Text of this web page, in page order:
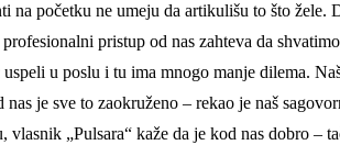
na početku ne umeju da artikulišu to što
pristup od nas zahteva da
u poslu i tu ima mnogo manje dilema.
je sve to zaokruženo – rekao je naš
„Pulsara“ kaže da je kod nas dobro –